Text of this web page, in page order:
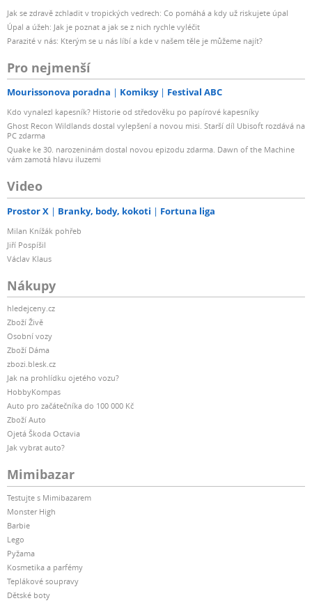
Jak se zdravě zchladit v tropických vedrech: Co pomáhá a kdy už riskujete úpal
Úpal a úžeh: Jak je poznat a jak se z nich rychle vyléčit
Parazité v nás: Kterým se u nás líbí a kde v našem těle je můžeme najít?
Pro nejmenší
Mourissonova poradna Komiksy Festival ABC
Kdo vynalezl kapesník? Historie od středověku po papírové kapesníky
Ghost Recon Wildlands dostal vylepšení a novou misi. Starší díl Ubisoft rozdává na
PC zdarma
Quake ke 30. narozeninám dostal novou epizodu zdarma. Dawn of the Machine
vám zamotá hlavu iluzemi
Video
Prostor X Branky, body, kokoti Fortuna liga
Milan Knížák pohřeb
Jiří Pospíšil
Václav Klaus
Nákupy
hledejceny.cz
Zboží Živě
Osobní vozy
Zboží Dáma
zbozi.blesk.cz
Jak na prohlídku ojetého vozu?
HobbyKompas
Auto pro začátečníka do 100 000 Kč
Zboží Auto
Ojetá Škoda Octavia
Jak vybrat auto?
Mimibazar
Testujte s Mimibazarem
Monster High
Barbie
Lego
Pyžama
Kosmetika a parfémy
Teplákové soupravy
Dětské boty